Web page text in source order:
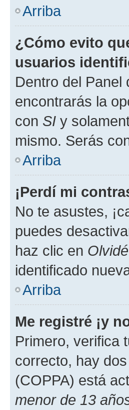
Arriba
¿Cómo evito
usuarios
Dentro del Panel
encontrarás la
con SI y
mismo. Serás
Arriba
¡Perdí mi
No te asustes,
puedes
haz clic en
identificado
Arriba
Me registré ¡y
Primero, verifica
correcto, hay
(COPPA) está
menor de 13